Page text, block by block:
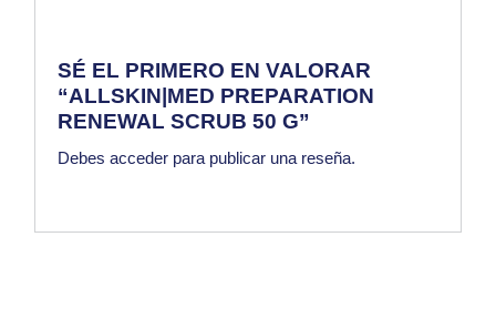
SÉ EL PRIMERO EN VALORAR
“ALLSKIN|MED PREPARATION
RENEWAL SCRUB 50 G”
Debesacceder para publicar una reseña.